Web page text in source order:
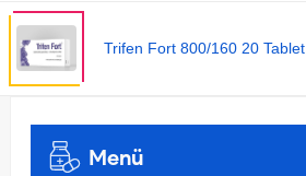
Trifen Fort 800/160 20 Tablet
Menü